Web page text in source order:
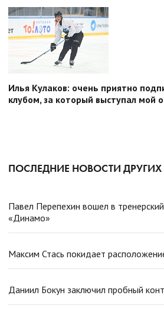
Илья Кулаков: очень приятно
клубом, за который выступал мой
ПОСЛЕДНИЕ НОВОСТИ ДРУГИХ
Павел Перепехин вошел в
«Динамо»
Максим Стась покидает
Даниил Бокун заключил пробный